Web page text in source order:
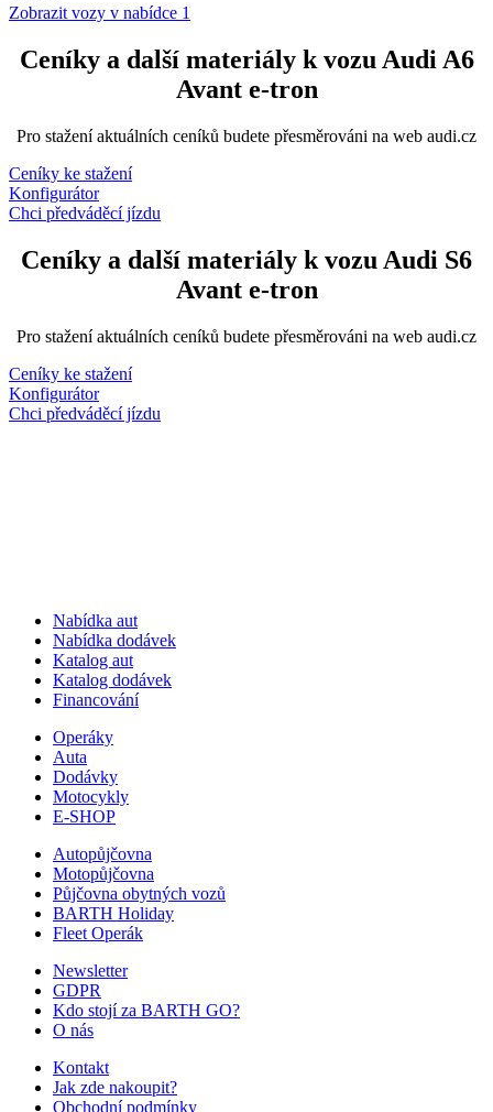
Zobrazit vozy v nabídce 1
Ceníky a další materiály k vozu Audi A6
Avant e-tron
Pro stažení aktuálních ceníků budete přesměrováni na web audi.cz
Ceníky ke stažení
Konfigurátor
Chci předváděcí jízdu
Ceníky a další materiály k vozu Audi S6
Avant e-tron
Pro stažení aktuálních ceníků budete přesměrováni na web audi.cz
Ceníky ke stažení
Konfigurátor
Chci předváděcí jízdu
Nabídka aut
Nabídka dodávek
Katalog aut
Katalog dodávek
Financování
Operáky
Auta
Dodávky
Motocykly
E-SHOP
Autopůjčovna
Motopůjčovna
Půjčovna obytných vozů
BARTH Holiday
Fleet Operák
Newsletter
GDPR
Kdo stojí za BARTH GO?
O nás
Kontakt
Jak zde nakoupit?
Obchodní podmínky